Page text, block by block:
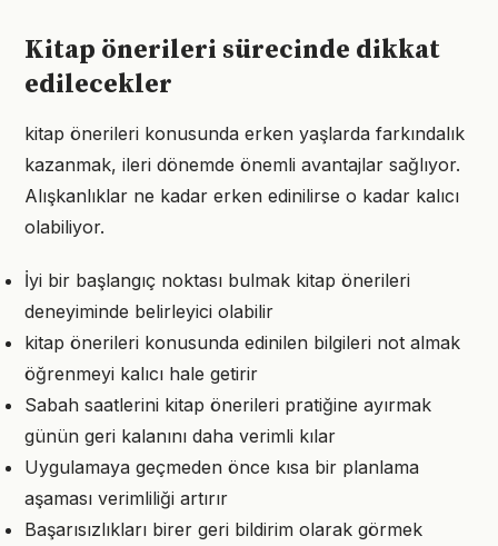
Kitap önerileri sürecinde dikkat
edilecekler
kitap önerileri konusunda erken yaşlarda farkındalık
kazanmak, ileri dönemde önemli avantajlar sağlıyor.
Alışkanlıklar ne kadar erken edinilirse o kadar kalıcı
olabiliyor.
İyi bir başlangıç noktası bulmak kitap önerileri
deneyiminde belirleyici olabilir
kitap önerileri konusunda edinilen bilgileri not almak
öğrenmeyi kalıcı hale getirir
Sabah saatlerini kitap önerileri pratiğine ayırmak
günün geri kalanını daha verimli kılar
Uygulamaya geçmeden önce kısa bir planlama
aşaması verimliliği artırır
Başarısızlıkları birer geri bildirim olarak görmek